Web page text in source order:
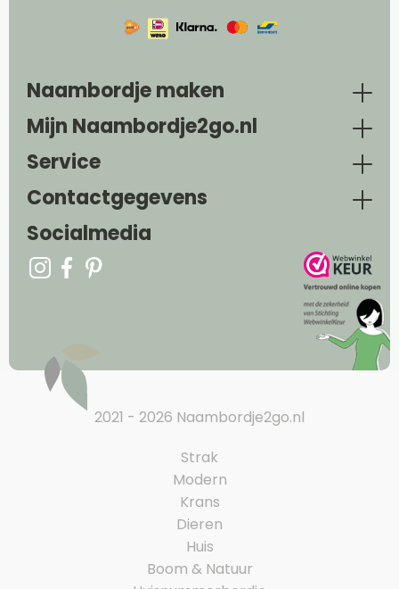
Naambordje maken
Mijn Naambordje2go.nl
Service
Contactgegevens
Socialmedia
2021 - 2026 Naambordje2go.nl
Strak
Modern
Krans
Dieren
Huis
Boom & Natuur